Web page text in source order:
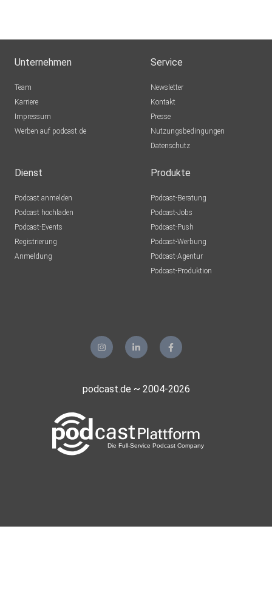
Unternehmen
Team
Karriere
Impressum
Werben auf podcast.de
Service
Newsletter
Kontakt
Presse
Nutzungsbedingungen
Datenschutz
Dienst
Podcast anmelden
Podcast hochladen
Podcast-Events
Registrierung
Anmeldung
Produkte
Podcast-Beratung
Podcast-Jobs
Podcast-Push
Podcast-Werbung
Podcast-Agentur
Podcast-Produktion
podcast.de ~ 2004-2026